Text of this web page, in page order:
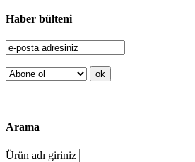
Haber bülteni
Arama
Ürün adı giriniz